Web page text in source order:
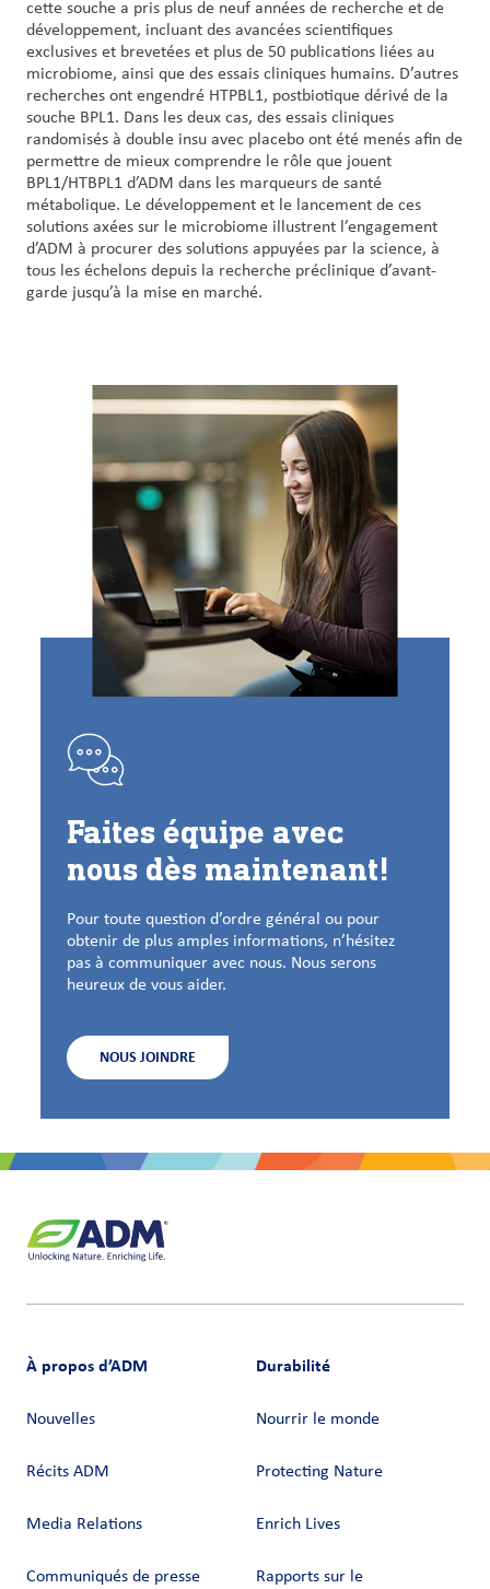
cette souche a pris plus de neuf années de recherche et de
développement, incluant des avancées scientifiques
exclusives et brevetées et plus de 50 publications liées au
microbiome, ainsi que des essais cliniques humains. D’autres
recherches ont engendré HTPBL1, postbiotique dérivé de la
souche BPL1. Dans les deux cas, des essais cliniques
randomisés à double insu avec placebo ont été menés afin de
permettre de mieux comprendre le rôle que jouent
BPL1/HTBPL1 d’ADM dans les marqueurs de santé
métabolique. Le développement et le lancement de ces
solutions axées sur le microbiome illustrent l’engagement
d’ADM à procurer des solutions appuyées par la science, à
tous les échelons depuis la recherche préclinique d’avant-
garde jusqu’à la mise en marché.
Faites équipe avec
nous dès maintenant!
Pour toute question d’ordre général ou pour
obtenir de plus amples informations, n’hésitez
pas à communiquer avec nous. Nous serons
heureux de vous aider.
NOUS JOINDRE
À propos d’ADM
Nouvelles
Récits ADM
Media Relations
Communiqués de presse
Durabilité
Nourrir le monde
Protecting Nature
Enrich Lives
Rapports sur le